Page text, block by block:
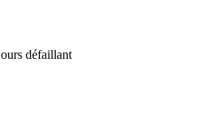
défaillant